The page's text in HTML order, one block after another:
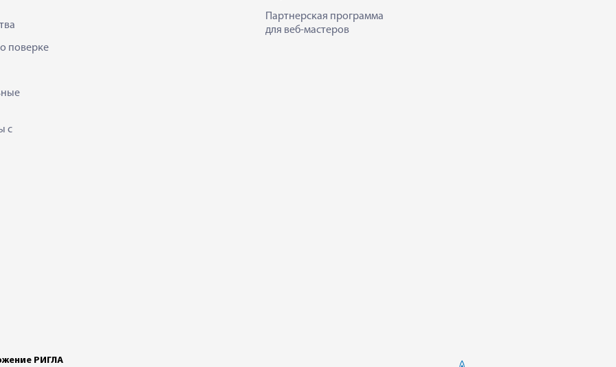
поверке
с
Партнерская программа
для веб-мастеров
РИГЛА